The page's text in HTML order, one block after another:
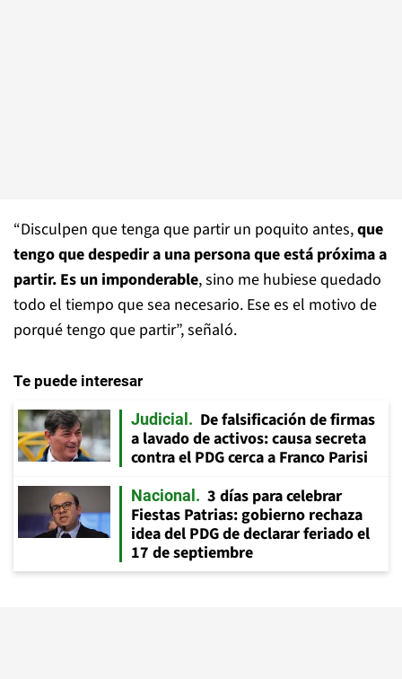
“Disculpen que tenga que partir un poquito antes,que
tengo que despedir a una persona que está próxima a
partir. Es un imponderable, sino me hubiese quedado
todo el tiempo que sea necesario. Ese es el motivo de
porqué tengo que partir”, señaló.
Te puede interesar
Judicial
De falsificación de firmas
a lavado de activos: causa secreta
contra el PDG cerca a Franco Parisi
Nacional
3 días para celebrar
Fiestas Patrias: gobierno rechaza
idea del PDG de declarar feriado el
17 de septiembre